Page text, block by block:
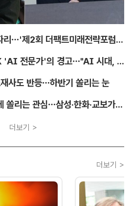
미래를 여는 AI와 일자리…'제2회 더팩트미래전략포럼' 참가 신청
[TF미래전략포럼] SK 'AI 전문가'의 경고…"AI 시대, 인재 격차 더 커진다"
사도 반등…하반기 쏠리는 눈
'매각 7수' KDB생명에 쏠리는 관심…삼성·한화·교보가 주목하는 이유
더보기 >
더보기 >